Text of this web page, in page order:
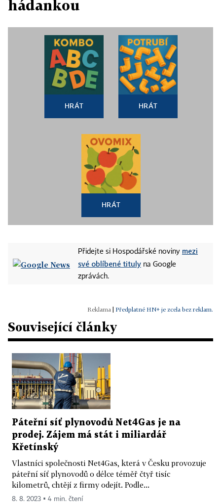
hádankou
HRÁT HRÁT
HRÁT
Přidejte si Hospodářské noviny mezi
své oblíbené tituly na Google
zprávách.
Předplatné HN+ je zcela bez reklam.
Související články
Páteřní síť plynovodů Net4Gas je na
prodej. Zájem má stát i miliardář
Křetínský
Vlastníci společnosti Net4Gas, která v Česku provozuje
páteřní síť plynovodů o délce téměř čtyř tisíc
kilometrů, chtějí z firmy odejít. Podle...
8. 8. 2023 ▪ 4 min. čtení